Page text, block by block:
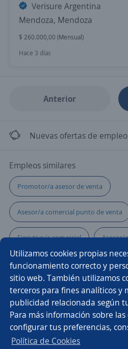
Utilizamos cookies propias
funcionamiento correcto y
sitio web. También utilizamos
terceros para fines analíticos y
publicidad relacionada según
Para más información sobre las
configurar tus preferencias,
Política de Cookies
Verisure Argentina
Mendoza, Mendoza
$ 260.000,00 (Mensual)
Hace 3 días
Anterior
Nuevas ofertas de empleo
Empleos similares
Promotor/a asesor de venta
Asesor/a comercial punto de venta
Ejecutivo/a comercial Asesor/
Asesor/a técnico comercial
Asesores/as comerciales
Analista de marketing
Asesor/a inmobiliario
Buscar es más
CT App